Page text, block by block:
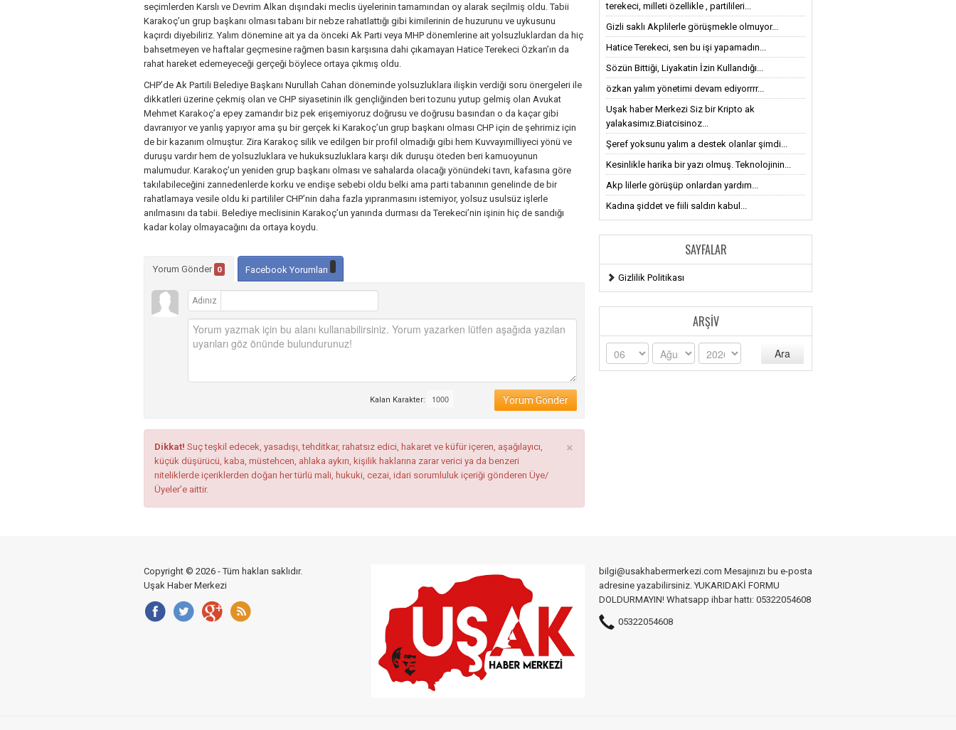
seçimlerden Karslı ve Devrim Alkan dışındaki meclis üyelerinin tamamından oy alarak seçilmiş oldu. Tabii
Karakoç’un grup başkanı olması tabanı bir nebze rahatlattığı gibi kimilerinin de huzurunu ve uykusunu
kaçırdı diyebiliriz. Yalım dönemine ait ya da önceki Ak Parti veya MHP dönemlerine ait yolsuzluklardan da hiç
bahsetmeyen ve haftalar geçmesine rağmen basın karşısına dahi çıkamayan Hatice Terekeci Özkan’ın da
rahat hareket edemeyeceği gerçeği böylece ortaya çıkmış oldu.
CHP’de Ak Partili Belediye Başkanı Nurullah Cahan döneminde yolsuzluklara ilişkin verdiği soru önergeleri ile
dikkatleri üzerine çekmiş olan ve CHP siyasetinin ilk gençliğinden beri tozunu yutup gelmiş olan Avukat
Mehmet Karakoç’a epey zamandır biz pek erişemiyoruz doğrusu ve doğrusu basından o da kaçar gibi
davranıyor ve yanlış yapıyor ama şu bir gerçek ki Karakoç’un grup başkanı olması CHP için de şehrimiz için
de bir kazanım olmuştur. Zira Karakoç silik ve edilgen bir profil olmadığı gibi hem Kuvvayımilliyeci yönü ve
duruşu vardır hem de yolsuzluklara ve hukuksuzluklara karşı dik duruşu öteden beri kamuoyunun
malumudur. Karakoç’un yeniden grup başkanı olması ve sahalarda olacağı yönündeki tavrı, kafasına göre
takılabileceğini zannedenlerde korku ve endişe sebebi oldu belki ama parti tabanının genelinde de bir
rahatlamaya vesile oldu ki partililer CHP’nin daha fazla yıpranmasını istemiyor, yolsuz usulsüz işlerle
anılmasını da tabii. Belediye meclisinin Karakoç’un yanında durması da Terekeci’nin işinin hiç de sandığı
kadar kolay olmayacağını da ortaya koydu.
Yorum Gönder 0 Facebook Yorumları
Adınız
Yorum Gönder
Kalan Karakter:
×
Dikkat! Suç teşkil edecek, yasadışı, tehditkar, rahatsız edici, hakaret ve küfür içeren, aşağılayıcı,
küçük düşürücü, kaba, müstehcen, ahlaka aykırı, kişilik haklarına zarar verici ya da benzeri
niteliklerde içeriklerden doğan her türlü mali, hukuki, cezai, idari sorumluluk içeriği gönderen Üye/
Üyeler’e aittir.
terekeci, milleti özellikle , partilileri...
Gizli saklı Akplilerle görüşmekle olmuyor...
Hatice Terekeci, sen bu işi yapamadın...
Sözün Bittiği, Liyakatin İzin Kullandığı...
özkan yalım yönetimi devam ediyorrrr...
Uşak haber Merkezi Siz bir Kripto ak
yalakasimız.Biatcisinoz...
Şeref yoksunu yalım a destek olanlar şimdi...
Kesinlikle harika bir yazı olmuş. Teknolojinin...
Akp lilerle görüşüp onlardan yardım...
Kadına şiddet ve fiili saldırı kabul...
SAYFALAR
Gizlilik Politikası
ARŞIV
Ara
Copyright © 2026 - Tüm hakları saklıdır.
Uşak Haber Merkezi
bilgi@usakhabermerkezi.com Mesajınızı bu e-posta
adresine yazabilirsiniz. YUKARIDAKİ FORMU
DOLDURMAYIN! Whatsapp ihbar hattı: 05322054608
05322054608